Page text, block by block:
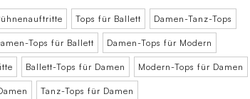
Tops für Ballett Damen-Tanz-Tops
Tops für Ballett Damen-Tops für Modern
Ballett-Tops für Damen Modern-Tops für Damen
Tanz-Tops für Damen